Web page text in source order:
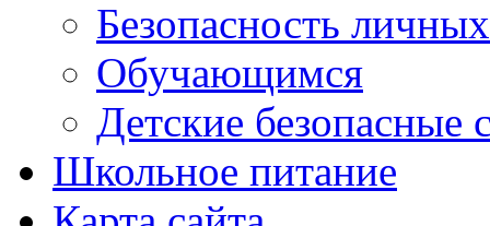
Безопасность
Обучающимся
Детские безопасные
Школьное питание